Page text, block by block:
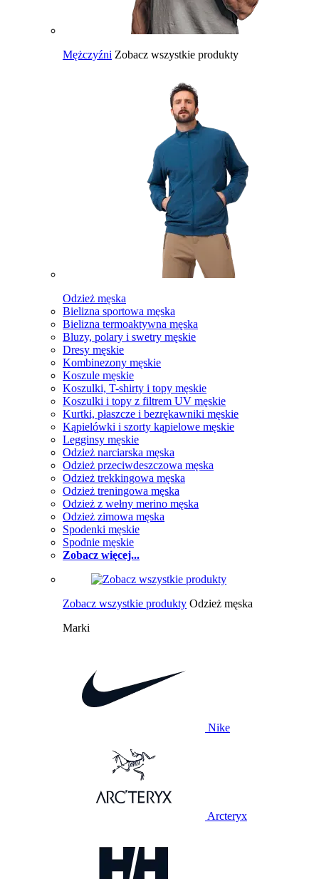
Mężczyźni Zobacz wszystkie produkty
Odzież męska
Bielizna sportowa męska
Bielizna termoaktywna męska
Bluzy, polary i swetry męskie
Dresy męskie
Kombinezony męskie
Koszule męskie
Koszulki, T-shirty i topy męskie
Koszulki i topy z filtrem UV męskie
Kurtki, płaszcze i bezrękawniki męskie
Kąpielówki i szorty kąpielowe męskie
Legginsy męskie
Odzież narciarska męska
Odzież przeciwdeszczowa męska
Odzież trekkingowa męska
Odzież treningowa męska
Odzież z wełny merino męska
Odzież zimowa męska
Spodenki męskie
Spodnie męskie
Zobacz więcej...
Zobacz wszystkie produkty Odzież męska
Marki
Nike
Arcteryx